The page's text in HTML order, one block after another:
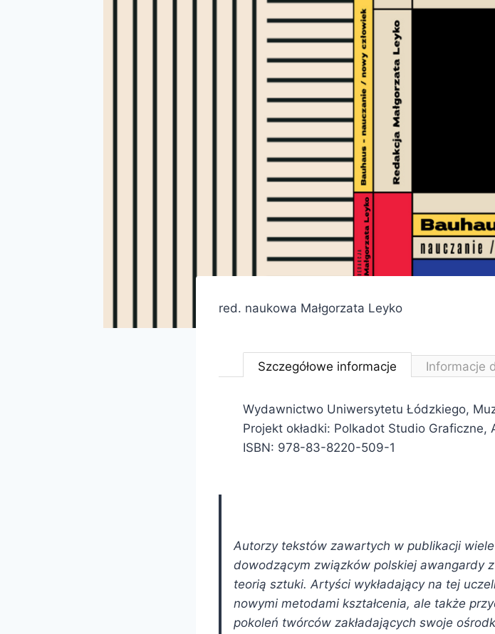
red. naukowa Małgorzata Leyko
Szczegółowe informacje Informacje
Wydawnictwo Uniwersytetu Łódzkiego,
Projekt okładki: Polkadot Studio
ISBN: 978-83-8220-509-1
Autorzy tekstów zawartych w publikacji
dowodzącym związków polskiej awangardy
teorią sztuki. Artyści wykładający na tej
nowymi metodami kształcenia, ale także
pokoleń twórców zakładających swoje